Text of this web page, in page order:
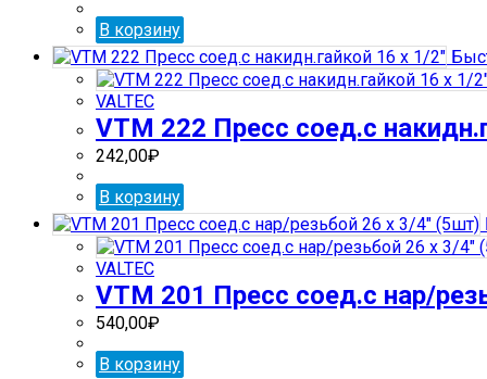
В корзину
VALTEC
VTM 222 Пресс соед.с
242,00₽
В корзину
VALTEC
VTM 201 Пресс соед.с нар/
540,00₽
В корзину